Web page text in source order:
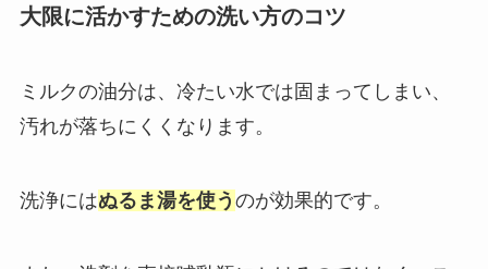
大限に活かすための洗い方のコツ
ミルクの油分は、冷たい水では固まってしまい、
汚れが落ちにくくなります。
洗浄にはぬるま湯を使う のが効果的です。